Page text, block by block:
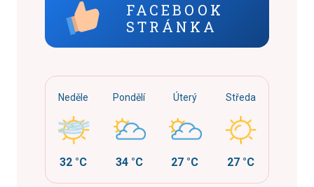
FACEBOOK
STRÁNKA
Neděle
32 °C
Pondělí
34 °C
Úterý
27 °C
Středa
27 °C